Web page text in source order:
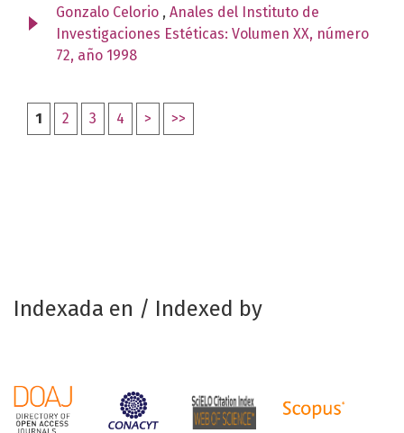
Gonzalo Celorio , Anales del Instituto de
Investigaciones Estéticas: Volumen XX, número
72, año 1998
1 2 3 4 > >>
Indexada en / Indexed by